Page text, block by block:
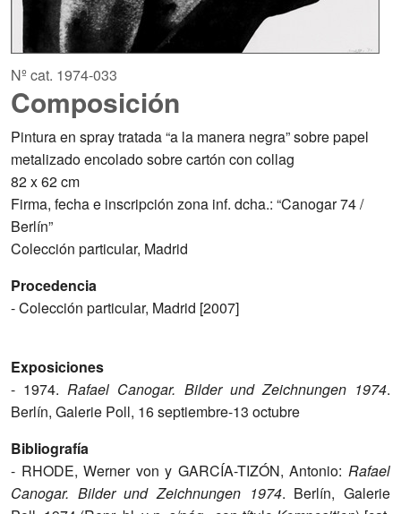
Nº cat. 1974-033
Composición
Pintura en spray tratada “a la manera negra” sobre papel
metalizado encolado sobre cartón con collag
82 x 62 cm
Firma, fecha e inscripción zona inf. dcha.: “Canogar 74 /
Berlín”
Colección particular, Madrid
Procedencia
- Colección particular, Madrid [2007]
Exposiciones
- 1974. Rafael Canogar. Bilder und Zeichnungen 1974.
Berlín, Galerie Poll, 16 septiembre-13 octubre
Bibliografía
- RHODE, Werner von y GARCÍA-TIZÓN, Antonio: Rafael
Canogar. Bilder und Zeichnungen 1974. Berlín, Galerie